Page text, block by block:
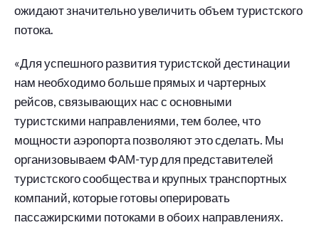
ожидают значительно увеличить объем туристского
потока.
«Для успешного развития туристской дестинации
нам необходимо больше прямых и чартерных
рейсов, связывающих нас с основными
туристскими направлениями, тем более, что
мощности аэропорта позволяют это сделать. Мы
организовываем ФАМ-тур для представителей
туристского сообщества и крупных транспортных
компаний, которые готовы оперировать
пассажирскими потоками в обоих направлениях.